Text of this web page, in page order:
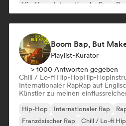
Hip-Hop
Internationaler Rap
Playlist-Kurator
> 1000 Antworten gegeben
Chill / Lo-fi Hip-HopHip-Hop
Internationaler RapRap auf
Künstler zu meinen
Hip-Hop Internationaler Rap
Französischer Rap
Chill / Lo-fi